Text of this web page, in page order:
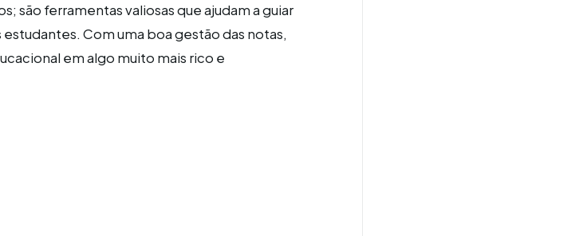
são ferramentas valiosas que ajudam a guiar
Com uma boa gestão das notas,
em algo muito mais rico e